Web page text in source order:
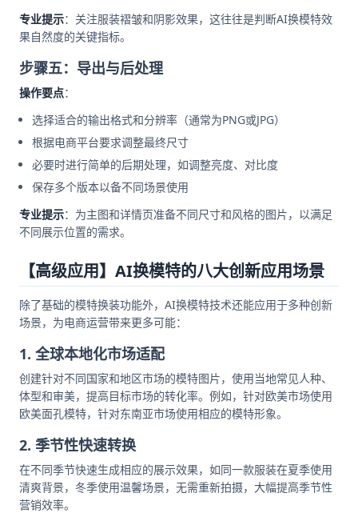
专业提示：关注服装褶皱和阴影效果，这往往是判断AI换模特效
果自然度的关键指标。
步骤五：导出与后处理
操作要点：
选择适合的输出格式和分辨率（通常为PNG或JPG）
根据电商平台要求调整最终尺寸
必要时进行简单的后期处理，如调整亮度、对比度
保存多个版本以备不同场景使用
专业提示：为主图和详情页准备不同尺寸和风格的图片，以满足
不同展示位置的需求。
【高级应用】AI换模特的八大创新应用场景
除了基础的模特换装功能外，AI换模特技术还能应用于多种创新
场景，为电商运营带来更多可能：
1. 全球本地化市场适配
创建针对不同国家和地区市场的模特图片，使用当地常见人种、
体型和审美，提高目标市场的转化率。例如，针对欧美市场使用
欧美面孔模特，针对东南亚市场使用相应的模特形象。
2. 季节性快速转换
在不同季节快速生成相应的展示效果，如同一款服装在夏季使用
清爽背景，冬季使用温馨场景，无需重新拍摄，大幅提高季节性
营销效率。